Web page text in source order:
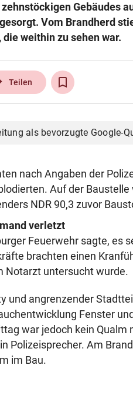
Gebäudes
Vom Brandherd
weithin zu sehen war.
Teilen
als bevorzugte Google-
nach Angaben der
Auf der Baustelle
NDR 90,3 zuvor
verletzt
Feuerwehr sagte, es
brachten einen
Notarzt untersucht wurde.
und angrenzender
Fenster
war jedoch kein Qualm
Polizeisprecher. Am
im Bau.